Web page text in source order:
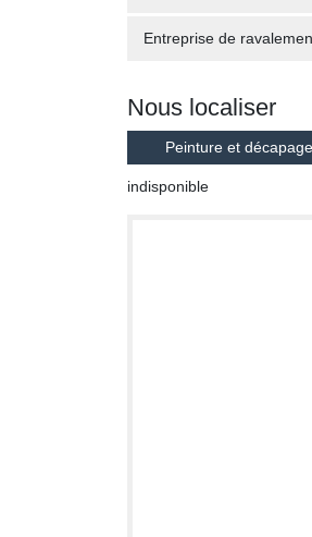
Entreprise de
Nous localiser
Peinture et
indisponible